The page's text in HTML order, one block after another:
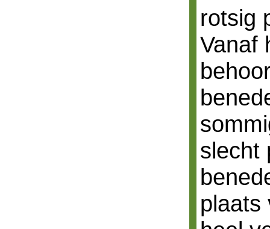
rotsig
Vanaf
slecht
plaats